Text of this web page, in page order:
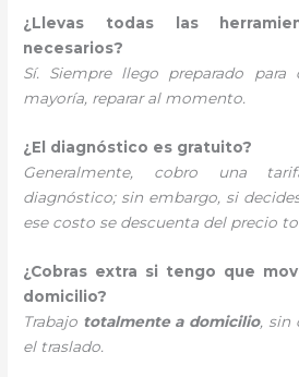
¿Llevas todas las
necesarios?
Sí. Siempre llego preparado
mayoría, reparar al momento.
¿El diagnóstico es gratuito?
Generalmente, cobro una
diagnóstico; sin embargo, si
ese costo se descuenta del precio
¿Cobras extra si tengo que
domicilio?
Trabajo totalmente a domicilio, sin
el traslado.